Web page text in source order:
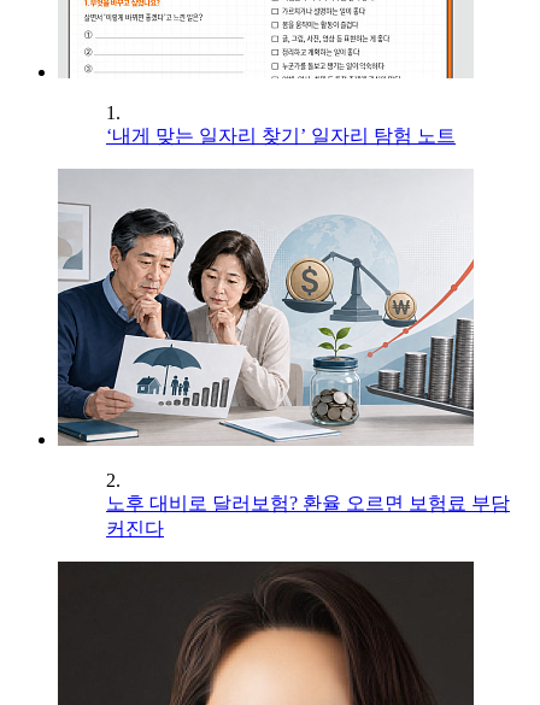
1.
‘내게 맞는 일자리 찾기’ 일자리 탐험 노트
2.
노후 대비로 달러보험? 환율 오르면 보험료 부담
커진다